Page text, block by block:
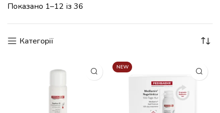
Показано 1–12 із 36
Категорії
NEW